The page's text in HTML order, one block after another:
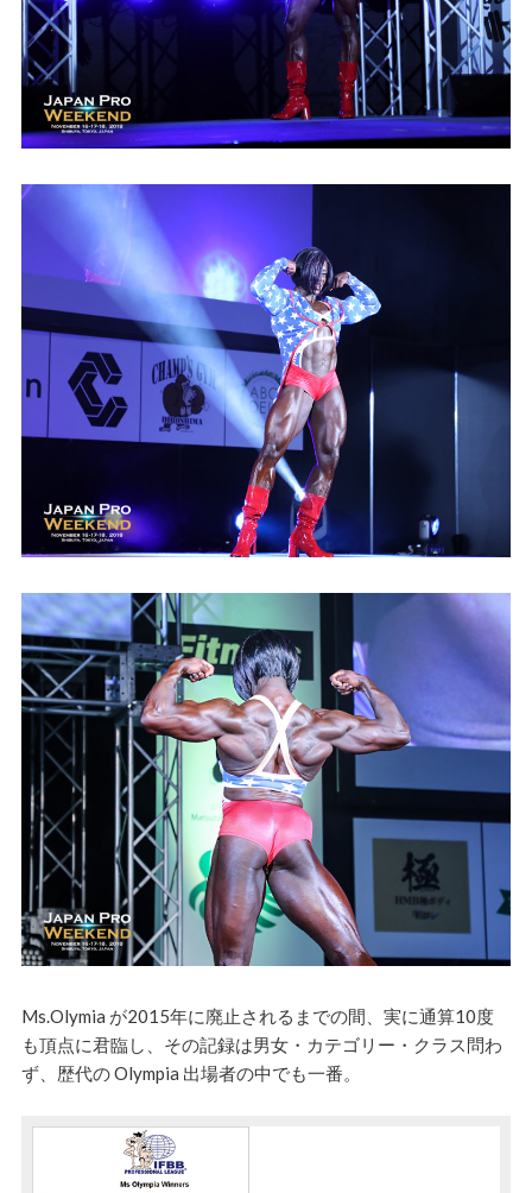
Ms.Olymia が2015年に廃止されるまでの間、実に通算10度
も頂点に君臨し、その記録は男女・カテゴリー・クラス問わ
ず、歴代の Olympia 出場者の中でも一番。